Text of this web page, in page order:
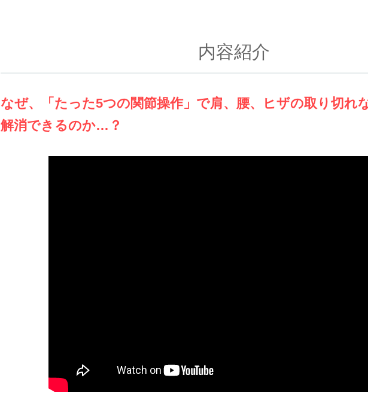
内容紹介
なぜ、「たった5つの関節操作」で肩、腰、ヒザの取り切れ
解消できるのか…？